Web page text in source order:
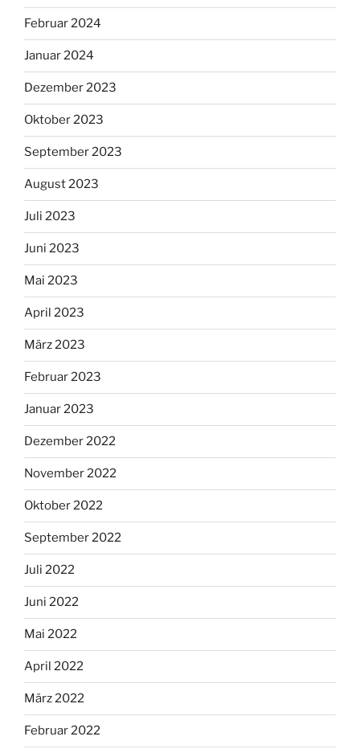
Februar 2024
Januar 2024
Dezember 2023
Oktober 2023
September 2023
August 2023
Juli 2023
Juni 2023
Mai 2023
April 2023
März 2023
Februar 2023
Januar 2023
Dezember 2022
November 2022
Oktober 2022
September 2022
Juli 2022
Juni 2022
Mai 2022
April 2022
März 2022
Februar 2022